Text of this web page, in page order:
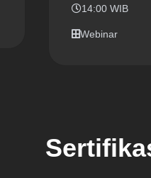
14:00 WIB
Webinar